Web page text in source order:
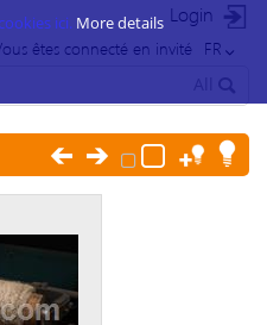
Login
FR
êtes connecté en invité
ici. More details